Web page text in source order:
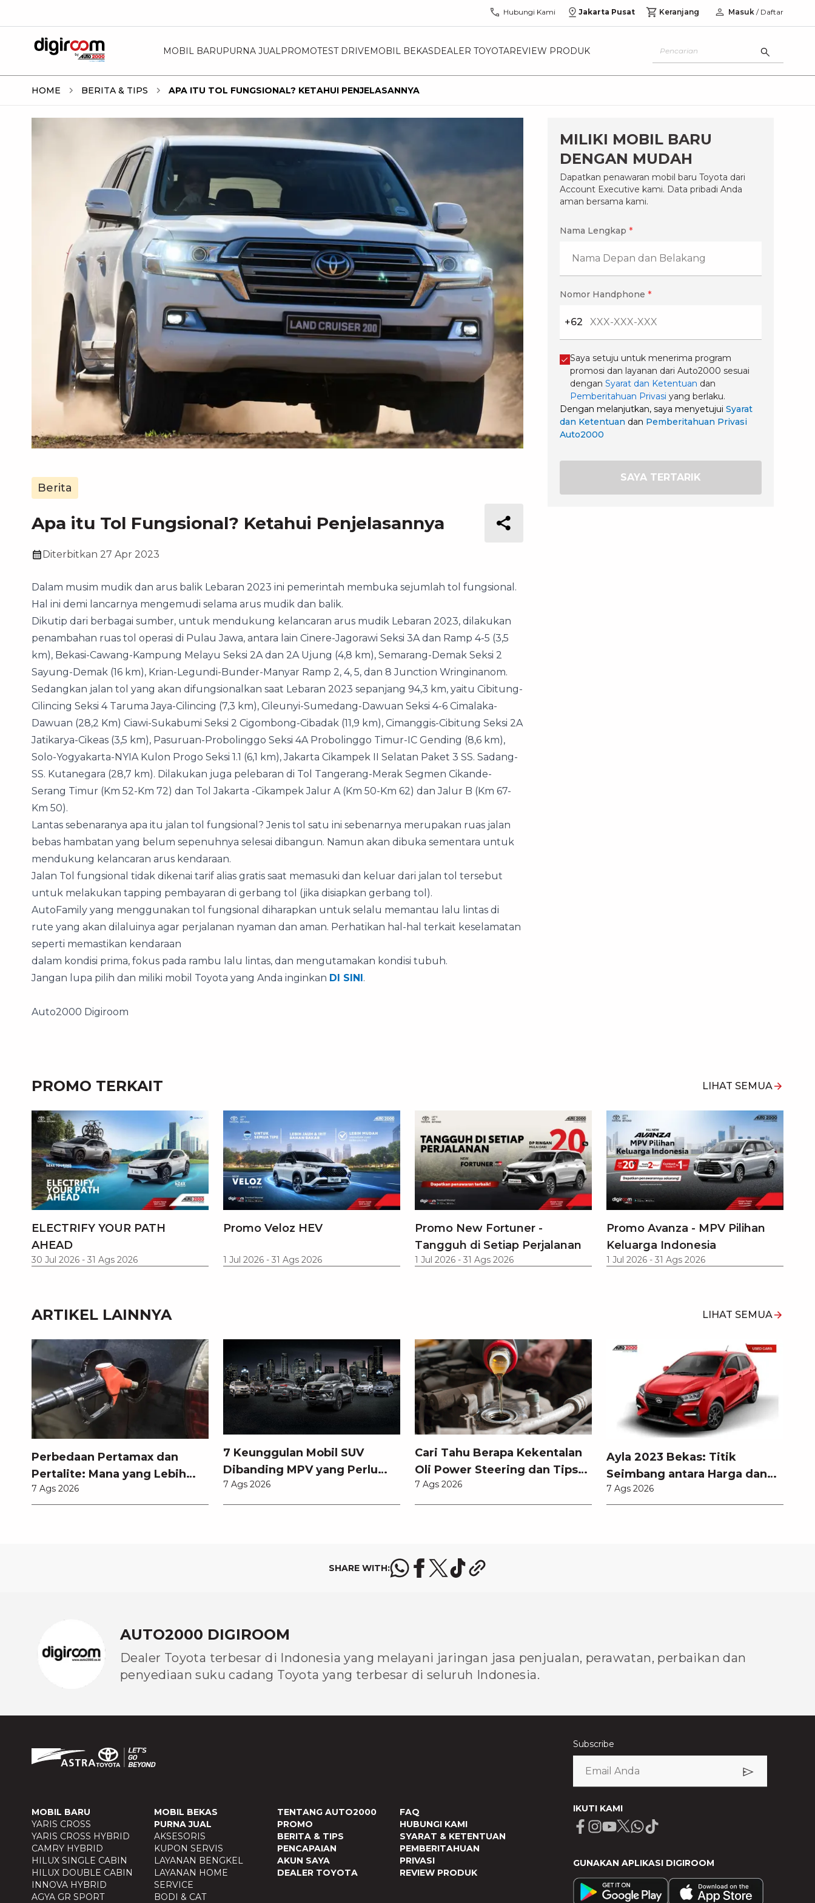
Hubungi Kami Jakarta Pusat Keranjang Masuk / Daftar
MOBIL BARUPURNA JUAL PROMOTEST DRIVEMOBIL BEKASDEALER TOYOTAREVIEW PRODUK
HOME BERITA & TIPS APA ITU TOL FUNGSIONAL? KETAHUI PENJELASANNYA
Berita
Apa itu Tol Fungsional? Ketahui Penjelasannya
Diterbitkan 27 Apr 2023
Dalam musim mudik dan arus balik Lebaran 2023 ini pemerintah membuka sejumlah tol fungsional.
Hal ini demi lancarnya mengemudi selama arus mudik dan balik.
Dikutip dari berbagai sumber, untuk mendukung kelancaran arus mudik Lebaran 2023, dilakukan
penambahan ruas tol operasi di Pulau Jawa, antara lain Cinere-Jagorawi Seksi 3A dan Ramp 4-5 (3,5
km), Bekasi-Cawang-Kampung Melayu Seksi 2A dan 2A Ujung (4,8 km), Semarang-Demak Seksi 2
Sayung-Demak (16 km), Krian-Legundi-Bunder-Manyar Ramp 2, 4, 5, dan 8 Junction Wringinanom.
Sedangkan jalan tol yang akan difungsionalkan saat Lebaran 2023 sepanjang 94,3 km, yaitu Cibitung-
Cilincing Seksi 4 Taruma Jaya-Cilincing (7,3 km), Cileunyi-Sumedang-Dawuan Seksi 4-6 Cimalaka-
Dawuan (28,2 Km) Ciawi-Sukabumi Seksi 2 Cigombong-Cibadak (11,9 km), Cimanggis-Cibitung Seksi 2A
Jatikarya-Cikeas (3,5 km), Pasuruan-Probolinggo Seksi 4A Probolinggo Timur-IC Gending (8,6 km),
Solo-Yogyakarta-NYIA Kulon Progo Seksi 1.1 (6,1 km), Jakarta Cikampek II Selatan Paket 3 SS. Sadang-
SS. Kutanegara (28,7 km). Dilakukan juga pelebaran di Tol Tangerang-Merak Segmen Cikande-
Serang Timur (Km 52-Km 72) dan Tol Jakarta -Cikampek Jalur A (Km 50-Km 62) dan Jalur B (Km 67-
Km 50).
Lantas sebenaranya apa itu jalan tol fungsional? Jenis tol satu ini sebenarnya merupakan ruas jalan
bebas hambatan yang belum sepenuhnya selesai dibangun. Namun akan dibuka sementara untuk
mendukung kelancaran arus kendaraan.
Jalan Tol fungsional tidak dikenai tarif alias gratis saat memasuki dan keluar dari jalan tol tersebut
untuk melakukan tapping pembayaran di gerbang tol (jika disiapkan gerbang tol).
AutoFamily yang menggunakan tol fungsional diharapkan untuk selalu memantau lalu lintas di
rute yang akan dilaluinya agar perjalanan nyaman dan aman. Perhatikan hal-hal terkait keselamatan
seperti memastikan kendaraan
dalam kondisi prima, fokus pada rambu lalu lintas, dan mengutamakan kondisi tubuh.
Jangan lupa pilih dan miliki mobil Toyota yang Anda inginkan DI SINI.
Auto2000 Digiroom
MILIKI MOBIL BARU
DENGAN MUDAH
Dapatkan penawaran mobil baru Toyota dari
Account Executive kami. Data pribadi Anda
aman bersama kami.
Nama Lengkap *
Nomor Handphone *
+62
Saya setuju untuk menerima program
promosi dan layanan dari Auto2000 sesuai
dengan Syarat dan Ketentuan dan
Pemberitahuan Privasi yang berlaku.
Dengan melanjutkan, saya menyetujui Syarat
dan Ketentuan dan Pemberitahuan Privasi
Auto2000
SAYA TERTARIK
PROMO TERKAIT LIHAT SEMUA
ELECTRIFY YOUR PATH
AHEAD
30 Jul 2026 - 31 Ags 2026
Promo Veloz HEV
1 Jul 2026 - 31 Ags 2026
Promo New Fortuner -
Tangguh di Setiap Perjalanan
1 Jul 2026 - 31 Ags 2026
Promo Avanza - MPV Pilihan
Keluarga Indonesia
1 Jul 2026 - 31 Ags 2026
ARTIKEL LAINNYA LIHAT SEMUA
Perbedaan Pertamax dan
Pertalite: Mana yang Lebih
Baik untuk Mobil Toyota
Anda?
7 Ags 2026
7 Keunggulan Mobil SUV
Dibanding MPV yang Perlu
Anda Ketahui
7 Ags 2026
Cari Tahu Berapa Kekentalan
Oli Power Steering dan Tips
Memilihnya
7 Ags 2026
Ayla 2023 Bekas: Titik
Seimbang antara Harga dan
Pembaruan Teknologi
7 Ags 2026
SHARE WITH:
AUTO2000 DIGIROOM
Dealer Toyota terbesar di Indonesia yang melayani jaringan jasa penjualan, perawatan, perbaikan dan
penyediaan suku cadang Toyota yang terbesar di seluruh Indonesia.
MOBIL BARU
YARIS CROSS
YARIS CROSS HYBRID
CAMRY HYBRID
HILUX SINGLE CABIN
HILUX DOUBLE CABIN
INNOVA HYBRID
AGYA GR SPORT
MOBIL BEKAS
PURNA JUAL
AKSESORIS
KUPON SERVIS
LAYANAN BENGKEL
LAYANAN HOME
SERVICE
BODI & CAT
TENTANG AUTO2000
PROMO
BERITA & TIPS
PENCAPAIAN
AKUN SAYA
DEALER TOYOTA
FAQ
HUBUNGI KAMI
SYARAT & KETENTUAN
PEMBERITAHUAN
PRIVASI
REVIEW PRODUK
Subscribe
IKUTI KAMI
Facebook
Instagram
Youtube
X Whatsapp
Tiktok
GUNAKAN APLIKASI DIGIROOM